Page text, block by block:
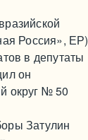
Россия», ЕР)
в депутаты
он
округ № 50
Затулин